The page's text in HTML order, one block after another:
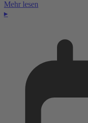
Mehr lesen
▸